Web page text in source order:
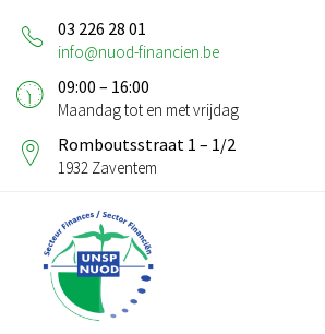
03 226 28 01
info@nuod-financien.be
09:00 – 16:00
Maandag tot en met vrijdag
Romboutsstraat 1 – 1/2
1932 Zaventem